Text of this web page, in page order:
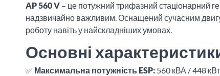
AP 560 V – це потужний трифазний стаціонарний
надзвичайно важливим. Оснащений сучасним
роботу навіть у найскладніших умовах.
Основні
✅ Максимальна потужність ESP: 560 кВА / 448 кВт